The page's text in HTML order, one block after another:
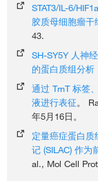
STAT3/IL-6/
胶质母细胞瘤干
43.
SH-SY5Y 人神
的蛋白质组分析
通过 TmT 标签
液进行表征。
年5月16日。
定量癌症蛋白
记 (SILAC) 作为
al., Mol Cell